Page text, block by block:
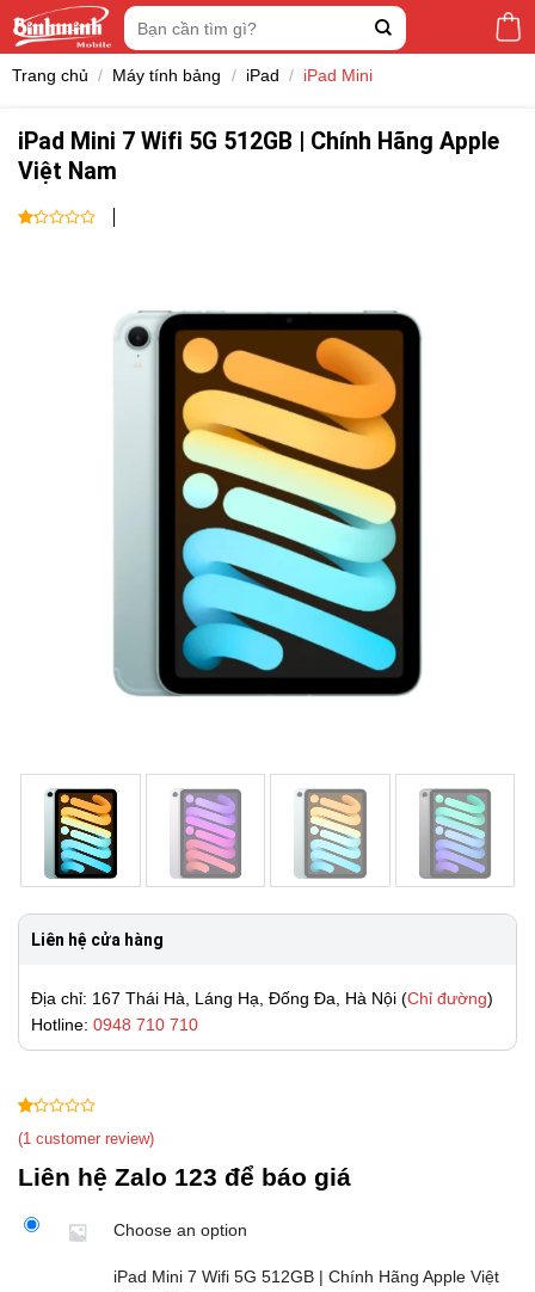
Tìm
kiếm:
Trang chủ / Máy tính bảng / iPad / iPad Mini
iPad Mini 7 Wifi 5G 512GB | Chính Hãng Apple
Việt Nam
Liên hệ cửa hàng
Địa chỉ: 167 Thái Hà, Láng Hạ, Đống Đa, Hà Nội (Chỉ đường)
Hotline: 0948 710 710
1
out
of
5
based
1
customer
(1 customer review)
Liên hệ Zalo 123 để báo giá
Choose an option
iPad Mini 7 Wifi 5G 512GB | Chính Hãng Apple Việt